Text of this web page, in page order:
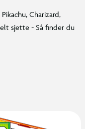
Charizard,
sjette - Så finder du